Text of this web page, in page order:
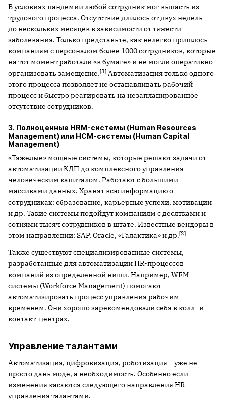
В условиях пандемии любой сотрудник мог выпасть из
трудового процесса. Отсутствие длилось от двух недель
до нескольких месяцев в зависимости от тяжести
заболевания. Только представьте, как нелегко пришлось
компаниям с персоналом более 1000 сотрудников, которые
на тот момент работали «в бумаге» и не могли оперативно
организовать замещение.[3] Автоматизация только одного
этого процесса позволяет не останавливать рабочий
процесс и быстро реагировать на незапланированное
отсутствие сотрудников.
3. Полноценные HRM-системы (Human Resources
Management) или HCM-системы (Human Capital
Management)
«Тяжёлые» мощные системы, которые решают задачи от
автоматизации КДП до комплексного управления
человеческим капиталом. Работают с большими
массивами данных. Хранят всю информацию о
сотрудниках: образование, карьерные успехи, мотивации
и др. Такие системы подойдут компаниям с десятками и
сотнями тысяч сотрудников в штате. Известные вендоры в
этом направлении: SAP, Oracle, «Галактика» и др.[2]
Также существуют специализированные системы,
разработанные для автоматизации HR-процессов
компаний из определённой ниши. Например, WFM-
системы (Workforce Management) помогают
автоматизировать процесс управления рабочим
временем. Они хорошо зарекомендовали себя в колл- и
контакт-центрах.
Управление талантами
Автоматизация, цифровизация, роботизация – уже не
просто дань моде, а необходимость. Особенно если
изменения касаются следующего направления HR –
управления талантами.